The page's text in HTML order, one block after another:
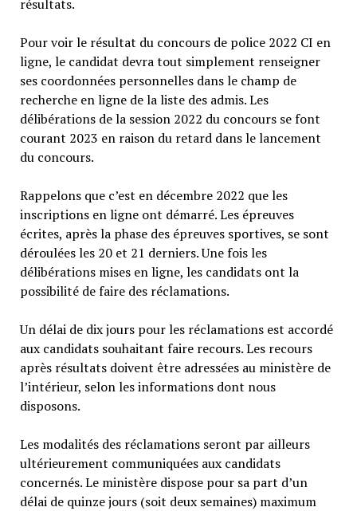
résultats.
Pour voir le résultat du concours de police 2022 CI en
ligne, le candidat devra tout simplement renseigner
ses coordonnées personnelles dans le champ de
recherche en ligne de la liste des admis. Les
délibérations de la session 2022 du concours se font
courant 2023 en raison du retard dans le lancement
du concours.
Rappelons que c’est en décembre 2022 que les
inscriptions en ligne ont démarré. Les épreuves
écrites, après la phase des épreuves sportives, se sont
déroulées les 20 et 21 derniers. Une fois les
délibérations mises en ligne, les candidats ont la
possibilité de faire des réclamations.
Un délai de dix jours pour les réclamations est accordé
aux candidats souhaitant faire recours. Les recours
après résultats doivent être adressées au ministère de
l’intérieur, selon les informations dont nous
disposons.
Les modalités des réclamations seront par ailleurs
ultérieurement communiquées aux candidats
concernés. Le ministère dispose pour sa part d’un
délai de quinze jours (soit deux semaines) maximum